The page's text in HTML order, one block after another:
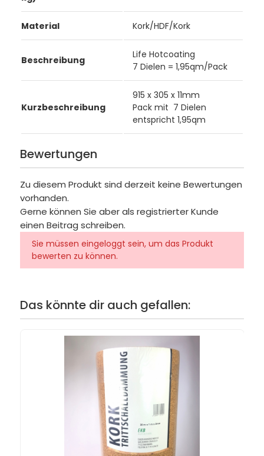
Material Kork/HDF/Kork
Beschreibung
Life Hotcoating
7 Dielen = 1,95qm/Pack
Kurzbeschreibung
915 x 305 x 11mm
Pack mit 7 Dielen
entspricht 1,95qm
Bewertungen
Zu diesem Produkt sind derzeit keine Bewertungen
vorhanden.
Gerne können Sie aber als registrierter Kunde
einen Beitrag schreiben.
Sie müssen eingeloggt sein, um das Produkt
bewerten zu können.
Das könnte dir auch gefallen: